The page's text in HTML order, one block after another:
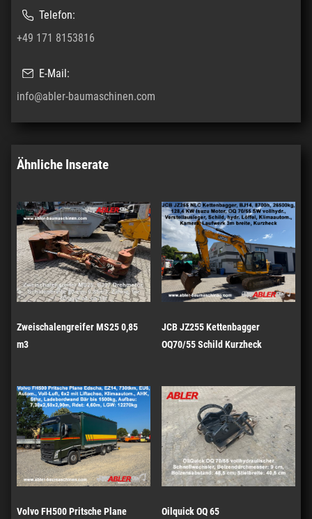
Telefon:
+49 171 8153816
E-Mail:
info@abler-baumaschinen.com
Ähnliche Inserate
Zweischalengreifer MS25 0,85
m3
JCB JZ255 Kettenbagger
OQ70/55 Schild Kurzheck
Volvo FH500 Pritsche Plane
Oilquick OQ 65